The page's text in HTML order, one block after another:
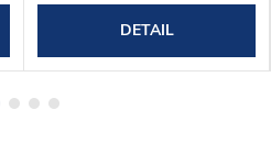
DETAIL